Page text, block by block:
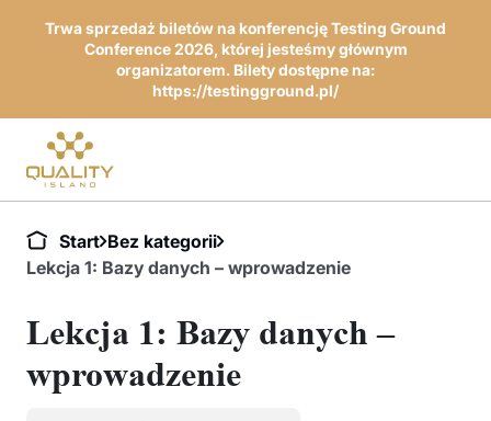
Trwa sprzedaż biletów na konferencję Testing Ground
Conference 2026, której jesteśmy głównym
organizatorem. Bilety dostępne na:
https://testingground.pl/
Start Bez kategorii
Lekcja 1: Bazy danych – wprowadzenie
Lekcja 1: Bazy danych –
wprowadzenie